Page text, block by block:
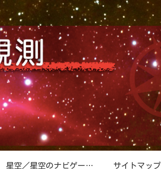
星空／星空のナビゲーター『北極星』 サイトマップ